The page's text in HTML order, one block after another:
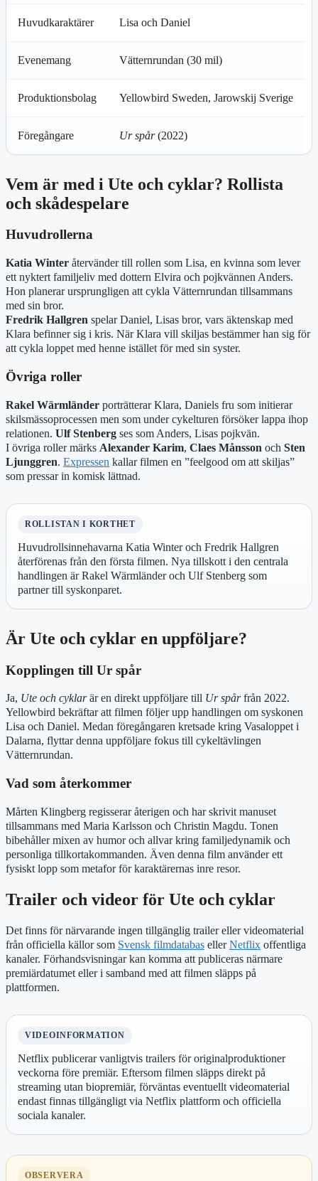
Huvudkaraktärer Lisa och Daniel
Evenemang Vätternrundan (30 mil)
Produktionsbolag Yellowbird Sweden, Jarowskij Sverige
Föregångare Ur spår(2022)
Vem är med i Ute och cyklar? Rollista
och skådespelare
Huvudrollerna
Katia Winter återvänder till rollen som Lisa, en kvinna som lever
ett nyktert familjeliv med dottern Elvira och pojkvännen Anders.
Hon planerar ursprungligen att cykla Vätternrundan tillsammans
med sin bror.
Fredrik Hallgren spelar Daniel, Lisas bror, vars äktenskap med
Klara befinner sig i kris. När Klara vill skiljas bestämmer han sig för
att cykla loppet med henne istället för med sin syster.
Övriga roller
Rakel Wärmländer porträtterar Klara, Daniels fru som initierar
skilsmässoprocessen men som under cykelturen försöker lappa ihop
relationen. Ulf Stenberg ses som Anders, Lisas pojkvän.
I övriga roller märks Alexander Karim, Claes Månsson och Sten
Ljunggren. Expressen kallar filmen en ”feelgood om att skiljas”
som pressar in komisk lättnad.
ROLLISTAN I KORTHET
Huvudrollsinnehavarna Katia Winter och Fredrik Hallgren
återförenas från den första filmen. Nya tillskott i den centrala
handlingen är Rakel Wärmländer och Ulf Stenberg som
partner till syskonparet.
Är Ute och cyklar en uppföljare?
Kopplingen till Ur spår
Ja, Ute och cyklarär en direkt uppföljare till Ur spårfrån 2022.
Yellowbird bekräftar att filmen följer upp handlingen om syskonen
Lisa och Daniel. Medan föregångaren kretsade kring Vasaloppet i
Dalarna, flyttar denna uppföljare fokus till cykeltävlingen
Vätternrundan.
Vad som återkommer
Mårten Klingberg regisserar återigen och har skrivit manuset
tillsammans med Maria Karlsson och Christin Magdu. Tonen
bibehåller mixen av humor och allvar kring familjedynamik och
personliga tillkortakommanden. Även denna film använder ett
fysiskt lopp som metafor för karaktärernas inre resor.
Trailer och videor för Ute och cyklar
Det finns för närvarande ingen tillgänglig trailer eller videomaterial
från officiella källor som Svensk filmdatabas ellerNetflix offentliga
kanaler. Förhandsvisningar kan komma att publiceras närmare
premiärdatumet eller i samband med att filmen släpps på
plattformen.
VIDEOINFORMATION
Netflix publicerar vanligtvis trailers för originalproduktioner
veckorna före premiär. Eftersom filmen släpps direkt på
streaming utan biopremiär, förväntas eventuellt videomaterial
endast finnas tillgängligt via Netflix plattform och officiella
sociala kanaler.
OBSERVERA